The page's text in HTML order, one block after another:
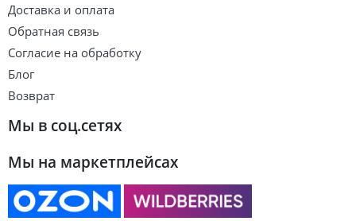
Доставка и оплата
Обратная связь
Согласие на обработку
Блог
Возврат
Мы в соц.сетях
Мы на маркетплейсах